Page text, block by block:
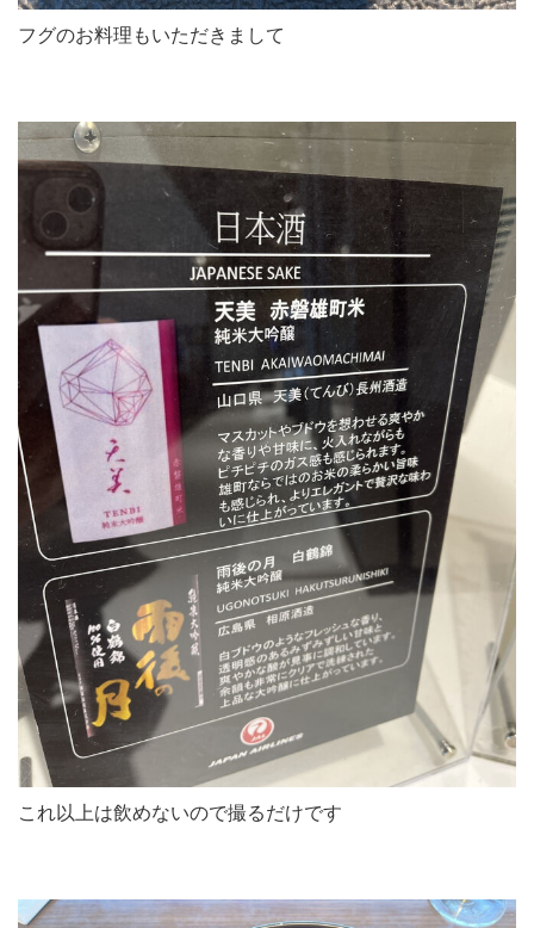
フグのお料理もいただきまして
これ以上は飲めないので撮るだけです